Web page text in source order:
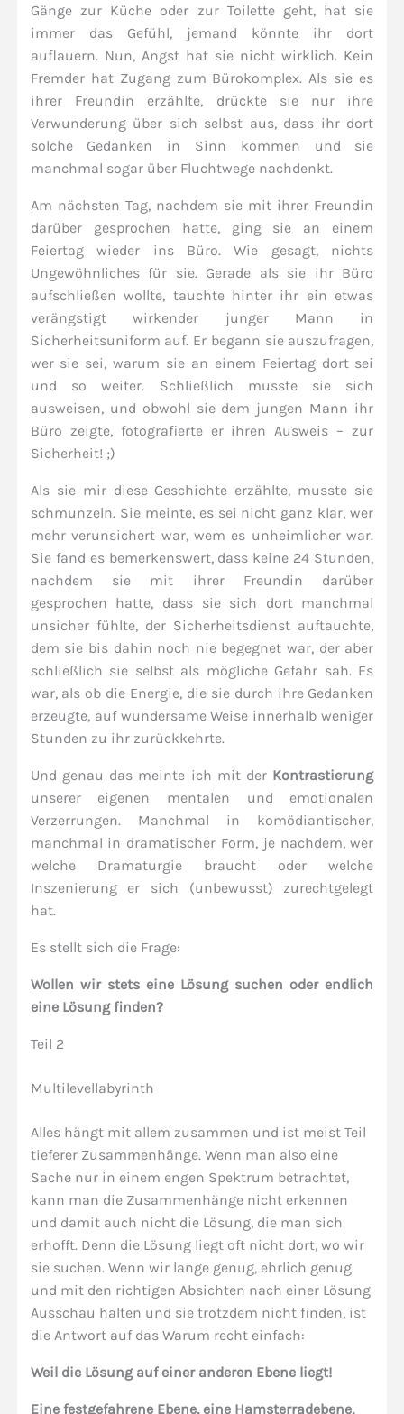
Gänge zur Küche oder zur Toilette geht, hat sie
immer das Gefühl, jemand könnte ihr dort
auflauern. Nun, Angst hat sie nicht wirklich. Kein
Fremder hat Zugang zum Bürokomplex. Als sie es
ihrer Freundin erzählte, drückte sie nur ihre
Verwunderung über sich selbst aus, dass ihr dort
solche Gedanken in Sinn kommen und sie
manchmal sogar über Fluchtwege nachdenkt.
Am nächsten Tag, nachdem sie mit ihrer Freundin
darüber gesprochen hatte, ging sie an einem
Feiertag wieder ins Büro. Wie gesagt, nichts
Ungewöhnliches für sie. Gerade als sie ihr Büro
aufschließen wollte, tauchte hinter ihr ein etwas
verängstigt wirkender junger Mann in
Sicherheitsuniform auf. Er begann sie auszufragen,
wer sie sei, warum sie an einem Feiertag dort sei
und so weiter. Schließlich musste sie sich
ausweisen, und obwohl sie dem jungen Mann ihr
Büro zeigte, fotografierte er ihren Ausweis – zur
Sicherheit! ;)
Als sie mir diese Geschichte erzählte, musste sie
schmunzeln. Sie meinte, es sei nicht ganz klar, wer
mehr verunsichert war, wem es unheimlicher war.
Sie fand es bemerkenswert, dass keine 24 Stunden,
nachdem sie mit ihrer Freundin darüber
gesprochen hatte, dass sie sich dort manchmal
unsicher fühlte, der Sicherheitsdienst auftauchte,
dem sie bis dahin noch nie begegnet war, der aber
schließlich sie selbst als mögliche Gefahr sah. Es
war, als ob die Energie, die sie durch ihre Gedanken
erzeugte, auf wundersame Weise innerhalb weniger
Stunden zu ihr zurückkehrte.
Und genau das meinte ich mit der Kontrastierung
unserer eigenen mentalen und emotionalen
Verzerrungen. Manchmal in komödiantischer,
manchmal in dramatischer Form, je nachdem, wer
welche Dramaturgie braucht oder welche
Inszenierung er sich (unbewusst) zurechtgelegt
hat.
Es stellt sich die Frage:
Wollen wir stets eine Lösung suchen oder endlich
eine Lösung finden?
Teil 2
Multilevellabyrinth
Alles hängt mit allem zusammen und ist meist Teil
tieferer Zusammenhänge. Wenn man also eine
Sache nur in einem engen Spektrum betrachtet,
kann man die Zusammenhänge nicht erkennen
und damit auch nicht die Lösung, die man sich
erhofft. Denn die Lösung liegt oft nicht dort, wo wir
sie suchen. Wenn wir lange genug, ehrlich genug
und mit den richtigen Absichten nach einer Lösung
Ausschau halten und sie trotzdem nicht finden, ist
die Antwort auf das Warum recht einfach:
Weil die Lösung auf einer anderen Ebene liegt!
Eine festgefahrene Ebene, eine Hamsterradebene,